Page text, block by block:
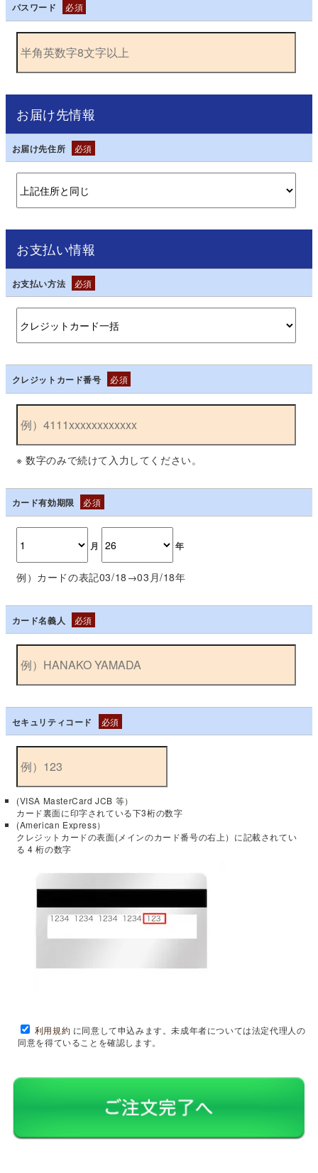
パスワード 必須
お届け先情報
お届け先住所 必須
お支払い情報
お支払い方法 必須
クレジットカード番号 必須
※ 数字のみで続けて入力してください。
カード有効期限 必須
月 年
例）カードの表記03/18→03月/18年
カード名義人 必須
セキュリティコード 必須
(VISA MasterCard JCB 等）
カード裏面に印字されている下3桁の数字
(American Express）
クレジットカードの表面(メインのカード番号の右上）に記載されてい
る 4 桁の数字
利用規約 に同意して申込みます。未成年者については法定代理人の
同意を得ていることを確認します。